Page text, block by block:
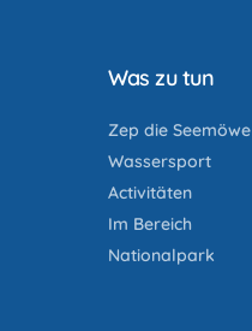
Was zu tun
Zep die Seemöwe
Wassersport
Activitäten
Im Bereich
Nationalpark